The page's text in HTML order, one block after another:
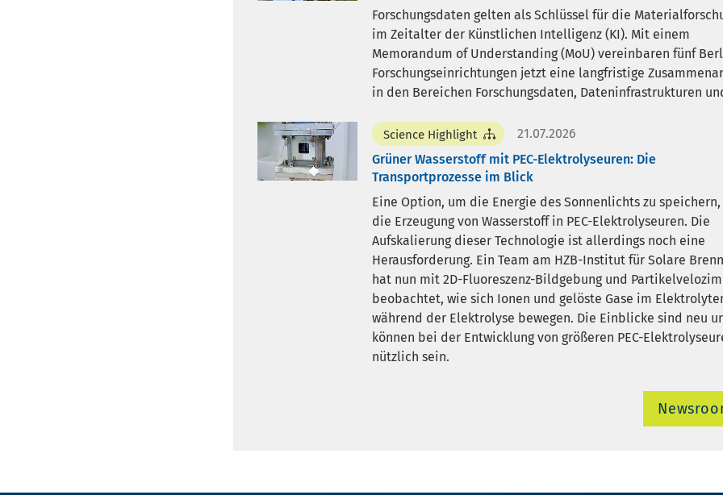
Forschungsdaten gelten als Schlüssel für die
im Zeitalter der Künstlichen Intelligenz (KI). Mit einem
Memorandum of Understanding (MoU) vereinbaren fünf
Forschungseinrichtungen jetzt eine langfristige
in den Bereichen Forschungsdaten, Dateninfrastrukturen
Science Highlight
21.07.2026
Grüner Wasserstoff mit PEC-Elektrolyseuren: Die
Transportprozesse im Blick
Eine Option, um die Energie des Sonnenlichts zu
die Erzeugung von Wasserstoff in PEC-Elektrolyseuren. Die
Aufskalierung dieser Technologie ist allerdings noch eine
Herausforderung. Ein Team am HZB-Institut für Solare
hat nun mit 2D-Fluoreszenz-Bildgebung und
beobachtet, wie sich Ionen und gelöste Gase im
während der Elektrolyse bewegen. Die Einblicke sind neu
können bei der Entwicklung von größeren PEC-
nützlich sein.